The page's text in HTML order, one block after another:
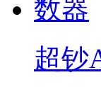
超钞